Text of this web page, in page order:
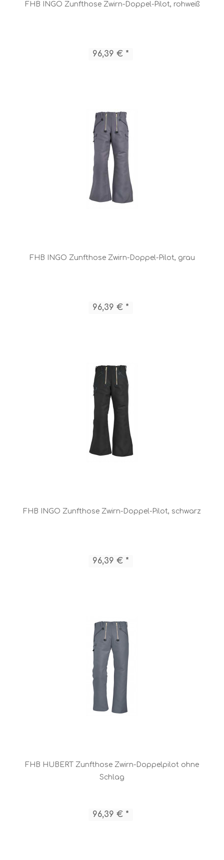
FHB INGO Zunfthose Zwirn-Doppel-Pilot, rohweiß
96,39 € *
FHB INGO Zunfthose Zwirn-Doppel-Pilot, grau
96,39 € *
FHB INGO Zunfthose Zwirn-Doppel-Pilot, schwarz
96,39 € *
FHB HUBERT Zunfthose Zwirn-Doppelpilot ohne
Schlag
96,39 € *